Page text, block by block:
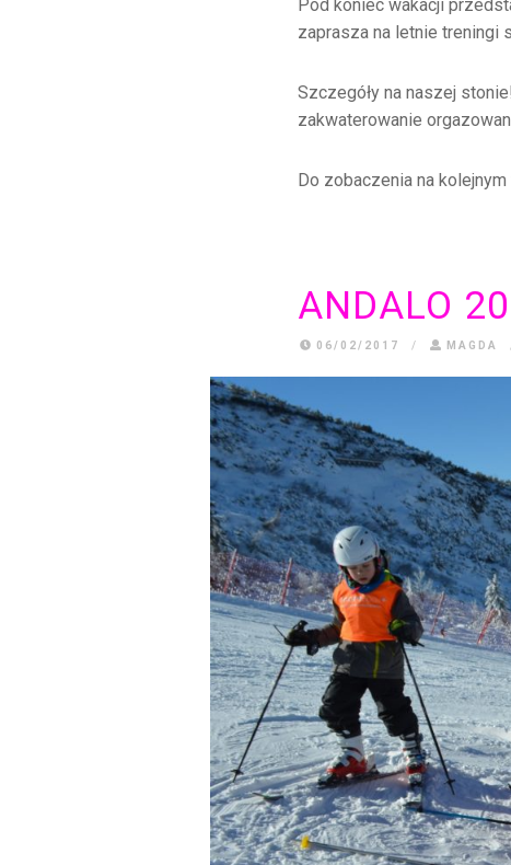
Pod koniec wakacji
zaprasza na letnie treningi
Szczegóły na naszej
zakwaterowanie
Do zobaczenia na kolejnym
ANDALO
06/02/2017 / MAGDA